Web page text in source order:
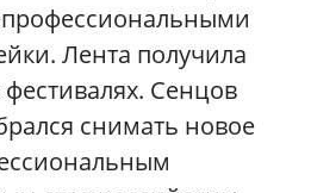
Лента получила
Сенцов
снимать новое